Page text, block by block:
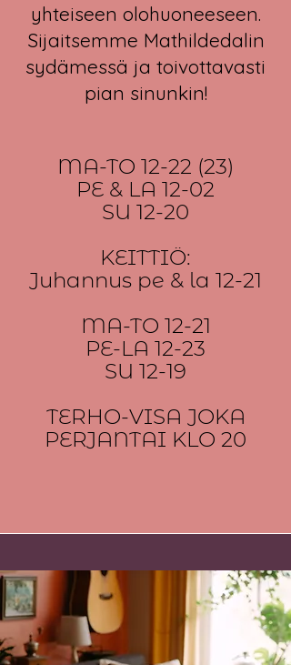
yhteiseen olohuoneeseen.
Sijaitsemme Mathildedalin
sydämessä ja toivottavasti
pian sinunkin!
MA-TO 12-22 (23)
PE & LA 12-02
SU 12-20
KEITTIÖ:
Juhannus pe & la 12-21
MA-TO 12-21
PE-LA 12-23
SU 12-19
TERHO-VISA JOKA
PERJANTAI KLO 20